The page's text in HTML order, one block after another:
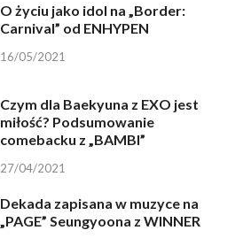
O życiu jako idol na „Border:
Carnival” od ENHYPEN
16/05/2021
Czym dla Baekyuna z EXO jest
miłość? Podsumowanie
comebacku z „BAMBI”
27/04/2021
Dekada zapisana w muzyce na
„PAGE” Seungyoona z WINNER